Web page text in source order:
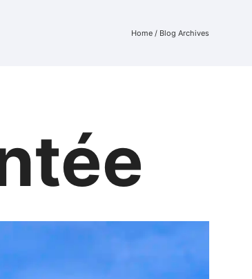
Home / Blog Archives